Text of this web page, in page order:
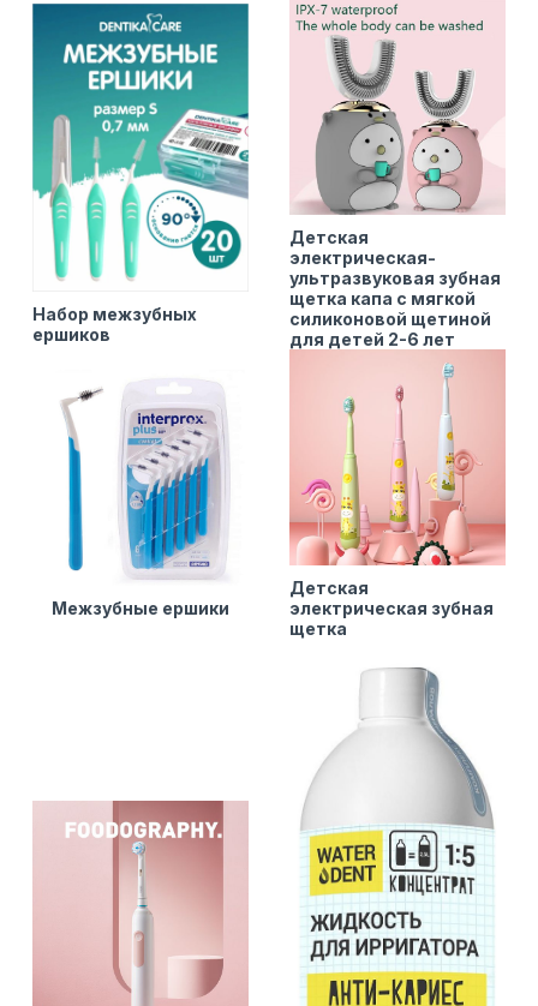
Набор межзубных
ершиков
Детская
электрическая-
ультразвуковая зубная
щетка капа с мягкой
силиконовой щетиной
для детей 2-6 лет
Межзубные ершики
Детская
электрическая зубная
щетка